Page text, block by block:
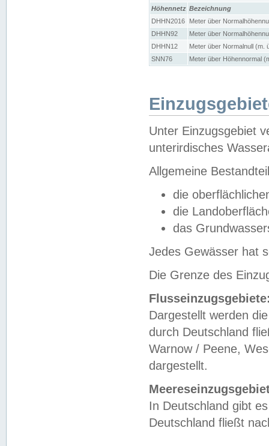
Höhennetz Bezeichnung
DHHN2016
Meter über
DHHN92
Meter über
DHHN12
Meter über Normalnull (m.
SNN76
Meter über Höhennormal
Unter Einzugsgebiet
unterirdisches
Allgemeine
die
die
das
Jedes Gewässer hat
Die Grenze des
Dargestellt werden
durch Deutschland
Warnow / Peene,
dargestellt.
In Deutschland gibt
Deutschland fließt